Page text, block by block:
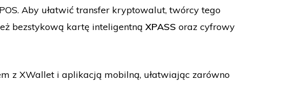
Aby ułatwić transfer kryptowalut, twórcy tego
bezstykową kartę inteligentną XPASS oraz cyfrowy
z XWallet i aplikacją mobilną, ułatwiając zarówno